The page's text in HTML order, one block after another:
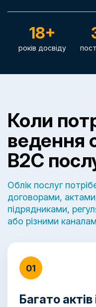
18+
років досвіду
Коли
ведення
B2C
Облік послуг
договорами,
підрядниками,
або різними
01
Багато актів